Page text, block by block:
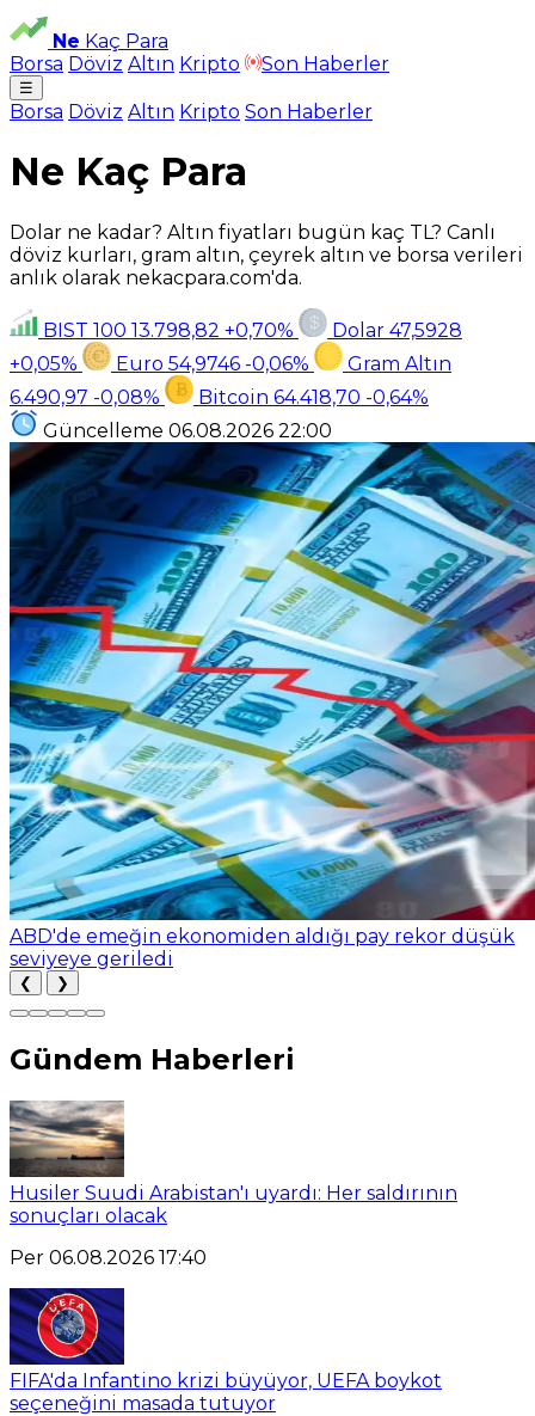
Ne Kaç Para
Borsa Döviz Altın Kripto Son Haberler
☰
Borsa Döviz Altın Kripto Son Haberler
Ne Kaç Para
Dolar ne kadar? Altın fiyatları bugün kaç TL? Canlı
döviz kurları, gram altın, çeyrek altın ve borsa verileri
anlık olarak nekacpara.com'da.
BIST 100 13.798,82 +0,70% Dolar 47,5928
+0,05%
Euro 54,9746 -0,06%
Gram Altın
6.490,97 -0,08% Bitcoin 64.418,70 -0,64%
Güncelleme 06.08.2026 22:00
ABD'de emeğin ekonomiden aldığı pay rekor düşük
seviyeye geriledi
❮ ❯
Gündem Haberleri
Husiler Suudi Arabistan'ı uyardı: Her saldırının
sonuçları olacak
Per 06.08.2026 17:40
FIFA'da Infantino krizi büyüyor, UEFA boykot
seçeneğini masada tutuyor